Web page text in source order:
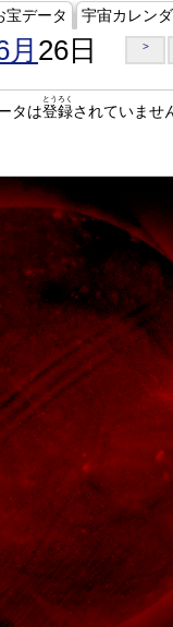
宝データ 宇宙カレン
26日 >
タは登録
とうろく
されていませ